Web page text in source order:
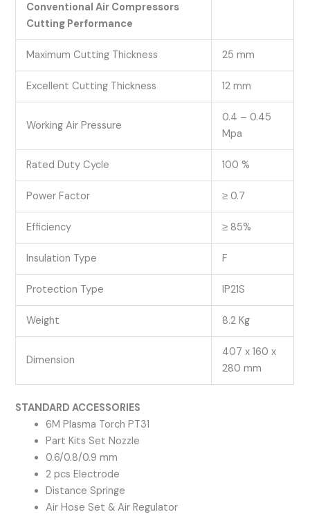
Conventional Air Compressors
Cutting Performance
Maximum Cutting Thickness 25 mm
Excellent Cutting Thickness 12 mm
Working Air Pressure
0.4 – 0.45
Mpa
Rated Duty Cycle 100 %
Power Factor ≥ 0.7
Efficiency ≥ 85%
Insulation Type F
Protection Type IP21S
Weight 8.2 Kg
Dimension
407 x 160 x
280 mm
STANDARD ACCESSORIES
6M Plasma Torch PT31
Part Kits Set Nozzle
0.6/0.8/0.9 mm
2 pcs Electrode
Distance Springe
Air Hose Set & Air Regulator